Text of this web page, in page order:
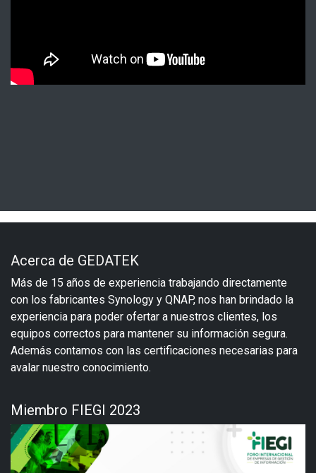
Acerca de GEDATEK
Más de 15 años de experiencia trabajando directamente
con los fabricantes Synology y QNAP, nos han brindado la
experiencia para poder ofertar a nuestros clientes, los
equipos correctos para mantener su información segura.
Además contamos con las certificaciones necesarias para
avalar nuestro conocimiento.
Miembro FIEGI 2023